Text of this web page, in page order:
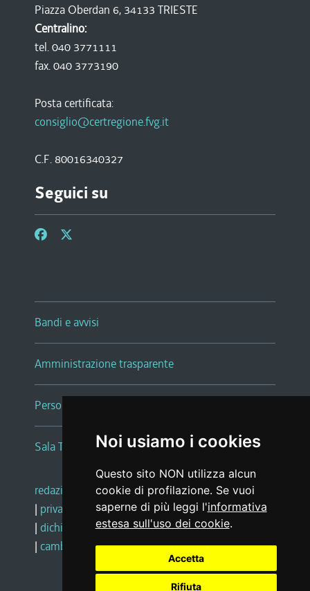
Noi usiamo i cookies
Questo sito NON utilizza alcun
cookie di profilazione. Se vuoi
saperne di più leggi l'informativa
estesa sull'uso dei cookie.
Accetta
Rifiuta
Piazza Oberdan 6, 34133 TRIESTE
Centralino:
tel. 040 3771111
fax. 040 3773190
Posta certificata:
consiglio@certregione.fvg.it
C.F. 80016340327
Seguici su
Bandi e avvisi
Amministrazione trasparente
Persone e Uffici
Sala Tiziano Tessitori
redazione web |note legali |glossario
| privacy
social media policy
| dichiarazione di accessibilità |feedback
| cambio preferenze cookie